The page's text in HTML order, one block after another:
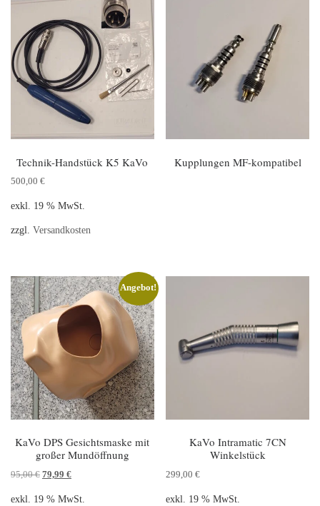
Technik-Handstück K5 KaVo
500,00 €
exkl. 19 % MwSt.
zzgl. Versandkosten
Kupplungen MF-kompatibel
Angebot!
KaVo DPS Gesichtsmaske mit
großer Mundöffnung
95,00€ 79,99 €
exkl. 19 % MwSt.
KaVo Intramatic 7CN
Winkelstück
299,00€
exkl. 19 % MwSt.